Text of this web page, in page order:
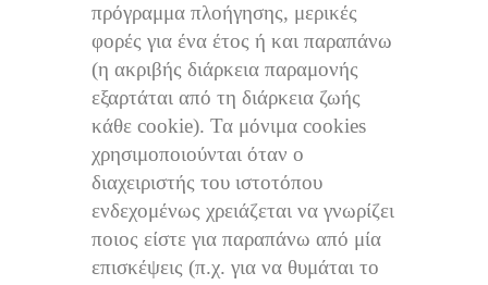
πρόγραμμα πλοήγησης, μερικές
φορές για ένα έτος ή και παραπάνω
(η ακριβής διάρκεια παραμονής
εξαρτάται από τη διάρκεια ζωής
κάθε cookie). Τα μόνιμα cookies
χρησιμοποιούνται όταν ο
διαχειριστής του ιστοτόπου
ενδεχομένως χρειάζεται να γνωρίζει
ποιος είστε για παραπάνω από μία
επισκέψεις (π.χ. για να θυμάται το